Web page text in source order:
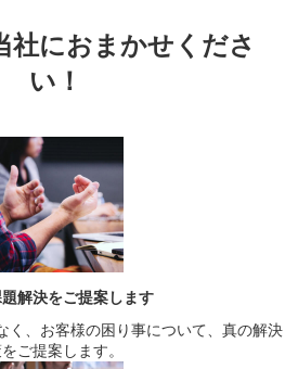
社におまかせくださ
い！
解決をご提案します
く、お客様の困り事について、真の解決
ご提案します。